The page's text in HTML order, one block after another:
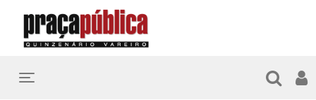
Toggle navigation